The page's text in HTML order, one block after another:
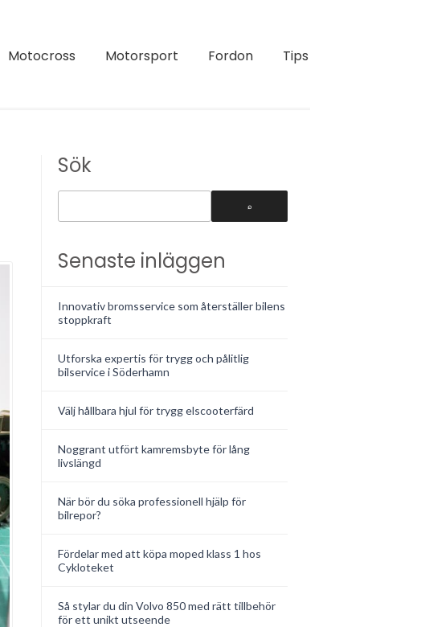
Motocross Motorsport Fordon Tips
Sök
Senaste inläggen
Innovativ bromsservice som återställer bilens
stoppkraft
Utforska expertis för trygg och pålitlig
bilservice i Söderhamn
Välj hållbara hjul för trygg elscooterfärd
Noggrant utfört kamremsbyte för lång
livslängd
När bör du söka professionell hjälp för
bilrepor?
Fördelar med att köpa moped klass 1 hos
Cykloteket
Så stylar du din Volvo 850 med rätt tillbehör
för ett unikt utseende